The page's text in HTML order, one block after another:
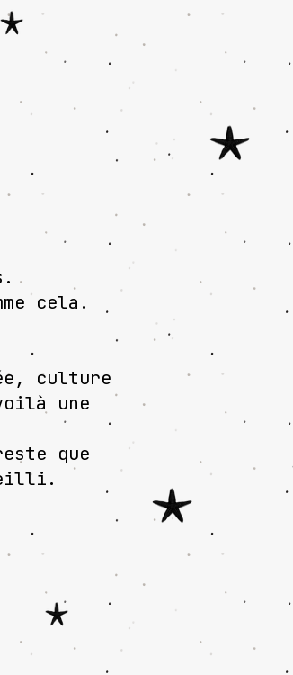
cela.
culture
une
que